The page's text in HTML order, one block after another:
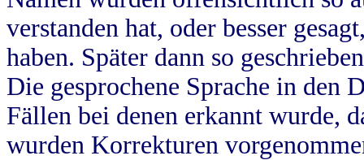
verstanden hat, oder besser
haben. Später dann so
Die gesprochene Sprache in
Fällen bei denen erkannt wurde,
wurden Korrekturen